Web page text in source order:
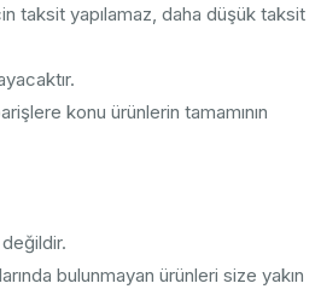
taksit yapılamaz, daha düşük taksit
konu ürünlerin tamamının
bulunmayan ürünleri size yakın